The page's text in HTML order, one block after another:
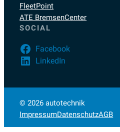
FleetPoint
ATE BremsenCenter
SOCIAL
Facebook
LinkedIn
© 2026 autotechnik
ImpressumDatenschutzAGB